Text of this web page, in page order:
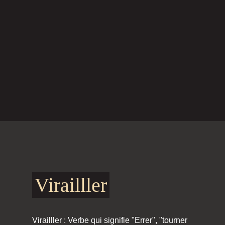
Virailller
Virailller : Verbe qui signifie "Errer", "tourner